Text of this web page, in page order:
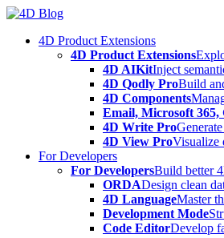
Skip
content4D Product Extensions
4D Product Extensions
4D AIKitInject
4D Qodly ProBuild
4D Components
Email, Microsoft 365,
4D Write Pro
4D View ProVisualize
For Developers
For DevelopersBuild better
ORDADesign clean
4D LanguageMaster
Development Mode
Code EditorDevelop